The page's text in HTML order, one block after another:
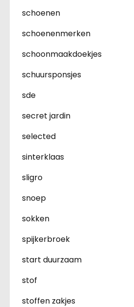
schoenen
schoenenmerken
schoonmaakdoekjes
schuursponsjes
sde
secret jardin
selected
sinterklaas
sligro
snoep
sokken
spijkerbroek
start duurzaam
stof
stoffen zakjes